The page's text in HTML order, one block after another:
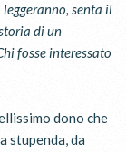
senta il
di un
fosse interessato
dono che
stupenda, da